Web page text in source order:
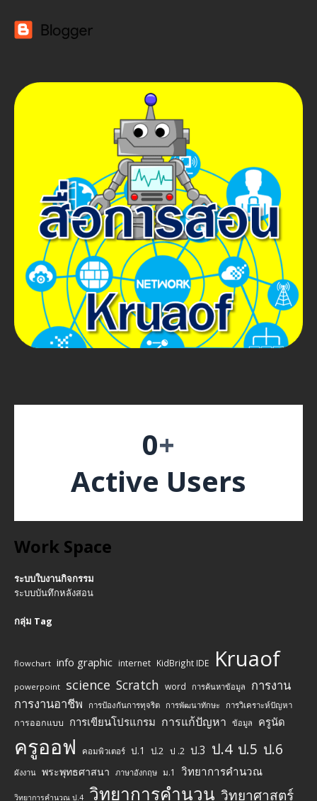
0+
Active Users
Work Space
ระบบใบงานกิจกรรม
ระบบบันทึกหลังสอน
กลุ่ม Tag
flowchart info graphic internet KidBright IDE Kruaof
powerpoint science Scratch word การค้นหาข้อมูล
การงาน
การงานอาชีพ
การป้องกันการทุจริต การพัฒนาทักษะ การวิเคราะห์ปัญหา
การออกแบบ การเขียนโปรแกรม การแก้ปัญหา ข้อมูล ครูนัด
ครูออฟ คอมพิวเตอร์ ป.1 ป.2 ป .2 ป.3 ป.4 ป.5 ป.6
ผังงาน พระพุทธศาสนา ภาษาอังกฤษ ม.1 วิทยาการคำนวณ
วิทยาการคำนวณ ป.4 วิทยาการคำนวน วิทยาศาสตร์